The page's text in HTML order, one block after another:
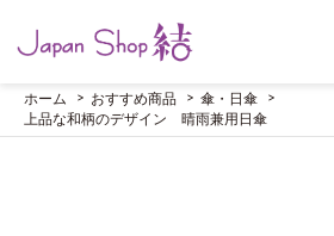
ホーム おすすめ商品
傘・日傘
上品な和柄のデザイン 晴雨兼用日傘